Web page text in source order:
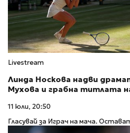
Livestream
Линда Носкова надви
Мухова и грабна титлата
11 юли, 20:50
Гласувай за Играч на мача.